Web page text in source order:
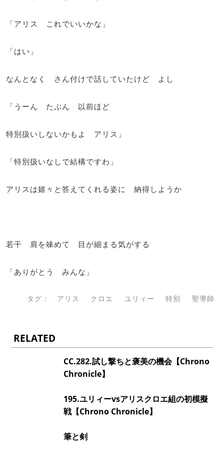
「アリス これでいいかな」
「はい」
なんとなく さん付けで話していたけど よし
「うーん たぶん 以前ほど
特別扱いしないかもよ アリス」
「特別扱いなしで結構ですわ」
アリスは嬉々と答えてくれる姿に 納得しようか
若干 肩を竦めて 目が細まる気がする
「ありがとう みんな」
タグ： アリス クロエ ユリィー 特別 聖導師
RELATED
CC.282.試し撃ちと褒美の機会【Chrono
Chronicle】
195.ユリィーvsアリスクロエ組の初模擬
戦【Chrono Chronicle】
筆と剣